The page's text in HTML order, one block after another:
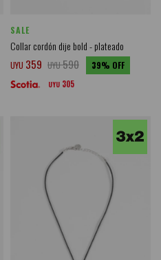
SALE
Collar cordón dije bold - plateado
UYU 359 UYU590 39
UYU 305